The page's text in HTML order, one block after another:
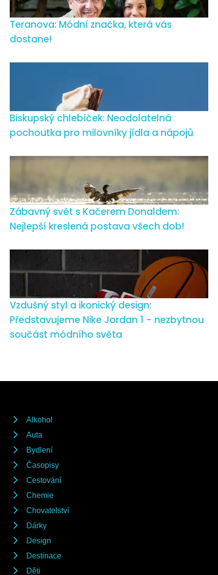
Teranova: Módní značka, která vás
dostane!
Biskupský chlebíček: Neodolatelná
pochoutka pro milovníky jídla a nápojů
Zábavný svět s Kačerem Donaldem:
Nejlepší kreslená postava všech dob!
Vzdušný styl a ikonický design:
Představujeme Nike Jordan 1 - nezbytnou
součást módního světa
Alkohol
Auta
Bydlení
Časopisy
Cestování
Chemie
Chovatelství
Dárky
Design
Destinace
Děti